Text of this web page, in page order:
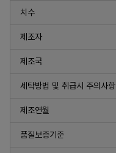
치수
제조자
제조국
세탁방법 및 취급시 주의사항
제조연월
품질보증기준